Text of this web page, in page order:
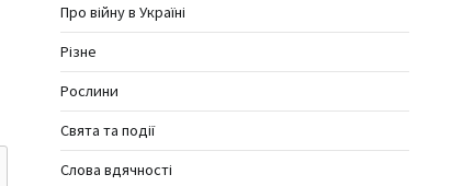
Про війну в Україні
Різне
Рослини
Свята та події
Слова вдячності